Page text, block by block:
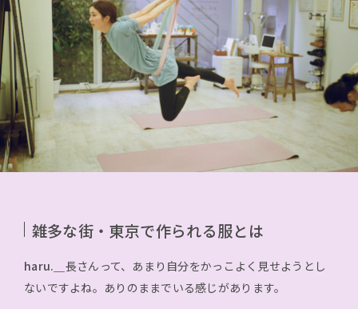
雑多な街・東京で作られる服とは
haru.＿ 長さんって、あまり自分をかっこよく見せようとし
ないですよね。ありのままでいる感じがあります。